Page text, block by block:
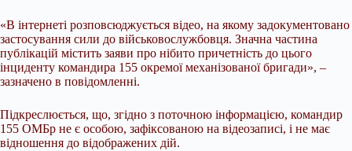
«В інтернеті розповсюджується відео, на якому задокументовано
застосування сили до військовослужбовця. Значна частина
публікацій містить заяви про нібито причетність до цього
інциденту командира 155 окремої механізованої бригади», –
зазначено в повідомленні.
Підкреслюється, що, згідно з поточною інформацією, командир
155 ОМБр не є особою, зафіксованою на відеозаписі, і не має
відношення до відображених дій.